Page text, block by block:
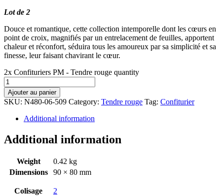
Lot de 2
Douce et romantique, cette collection intemporelle dont les cœurs en
point de croix, magnifiés par un entrelacement de feuilles, apportent
chaleur et réconfort, séduira tous les amoureux par sa simplicité et sa
finesse, leur faisant chavirant le cœur.
2x Confituriers PM - Tendre rouge quantity
Ajouter au panier
SKU: N480-06-509 Category: Tendre rouge Tag: Confiturier
Additional information
Additional information
Weight
0.42 kg
Dimensions
90 × 80 mm
Colisage 2